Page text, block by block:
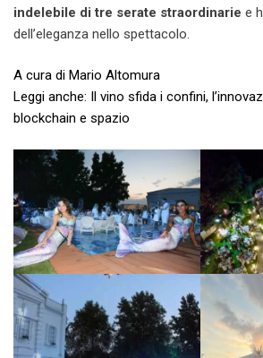
indelebile di tre serate straordinarie e
dell’eleganza nello spettacolo.
A cura di Mario Altomura
Leggi anche: Il vino sfida i confini,
blockchain e spazio